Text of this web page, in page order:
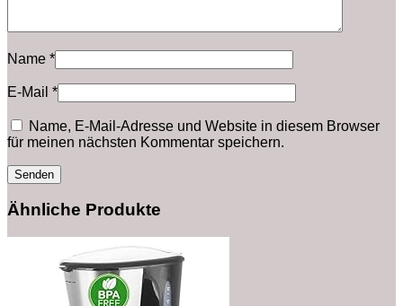
Name *
E-Mail *
Name, E-Mail-Adresse und Website in diesem Browser
für meinen nächsten Kommentar speichern.
Ähnliche Produkte